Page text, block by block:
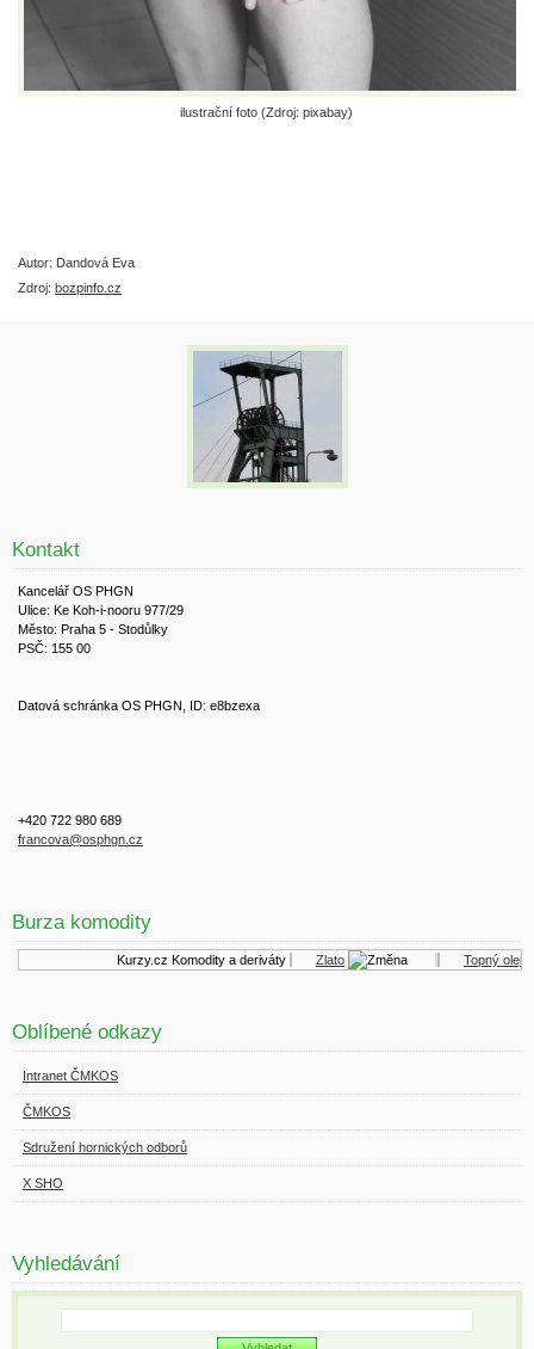
ilustrační foto (Zdroj: pixabay)
Autor: Dandová Eva
Zdroj: bozpinfo.cz
Kontakt
Kancelář OS PHGN
Ulice: Ke Koh-i-nooru 977/29
Město: Praha 5 - Stodůlky
PSČ: 155 00
Datová schránka OS PHGN, ID: e8bzexa
+420 722 980 689
francova@osphgn.cz
Burza komodity
Kurzy.cz Komodity a deriváty Zlato Topný olej
Oblíbené odkazy
Intranet ČMKOS
ČMKOS
Sdružení hornických odborů
X SHO
Vyhledávání